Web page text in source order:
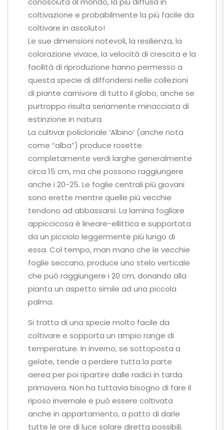
coltivazione e probabilmente la più facile da
coltivare in assoluto!
Le sue dimensioni notevoli, la resilienza, la
colorazione vivace, la velocità di crescita e la
facilità di riproduzione hanno permesso a
questa specie di diffondersi nelle collezioni
di piante carnivore di tutto il globo, anche se
purtroppo risulta seriamente minacciata di
estinzione in natura.
La cultivar policlonale ‘Albino’ (anche nota
come “alba”) produce rosette
completamente verdi larghe generalmente
circa 15 cm, ma che possono raggiungere
anche i 20-25. Le foglie centrali più giovani
sono erette mentre quelle più vecchie
tendono ad abbassarsi. La lamina fogliare
appiccicosa è lineare-ellittica e supportata
da un picciolo leggermente più lungo di
essa. Col tempo, man mano che le vecchie
foglie seccano, produce uno stelo verticale
che può raggiungere i 20 cm, donando alla
pianta un aspetto simile ad una piccola
palma.
Si tratta di una specie molto facile da
coltivare e sopporta un ampio range di
temperature. In inverno, se sottoposta a
gelate, tende a perdere tutta la parte
aerea per poi ripartire dalle radici in tarda
primavera. Non ha tuttavia bisogno di fare il
riposo invernale e può essere coltivata
anche in appartamento, a patto di darle
tutte le ore di luce solare diretta possibili.